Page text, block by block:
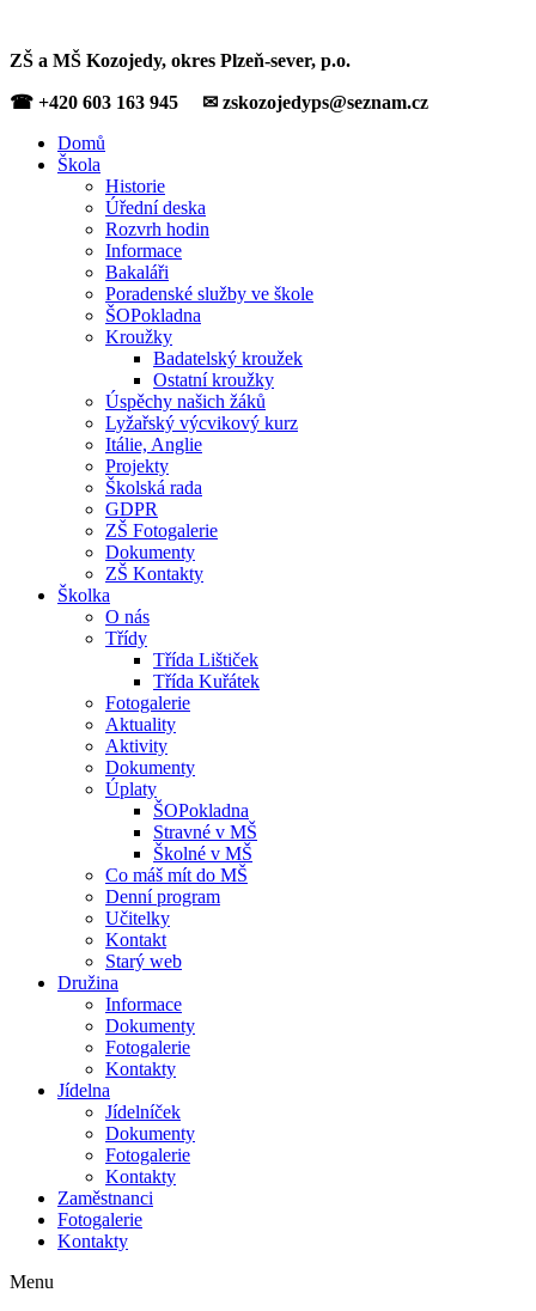
ZŠ a MŠ Kozojedy, okres Plzeň-sever, p.o.
☎ +420 603 163 945 ✉ zskozojedyps@seznam.cz
Domů
Škola
Historie
Úřední deska
Rozvrh hodin
Informace
Bakaláři
Poradenské služby ve škole
ŠOPokladna
Kroužky
Badatelský kroužek
Ostatní kroužky
Úspěchy našich žáků
Lyžařský výcvikový kurz
Itálie, Anglie
Projekty
Školská rada
GDPR
ZŠ Fotogalerie
Dokumenty
ZŠ Kontakty
Školka
O nás
Třídy
Třída Lištiček
Třída Kuřátek
Fotogalerie
Aktuality
Aktivity
Dokumenty
Úplaty
ŠOPokladna
Stravné v MŠ
Školné v MŠ
Co máš mít do MŠ
Denní program
Učitelky
Kontakt
Starý web
Družina
Informace
Dokumenty
Fotogalerie
Kontakty
Jídelna
Jídelníček
Dokumenty
Fotogalerie
Kontakty
Zaměstnanci
Fotogalerie
Kontakty
Menu